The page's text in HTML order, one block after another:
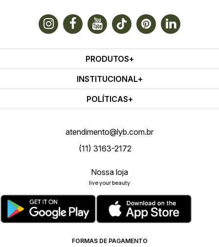
PRODUTOS
INSTITUCIONAL
POLÍTICAS
atendimento@lyb.com.br
(11) 3163-2172
Nossa loja
live your beauty
FORMAS DE PAGAMENTO